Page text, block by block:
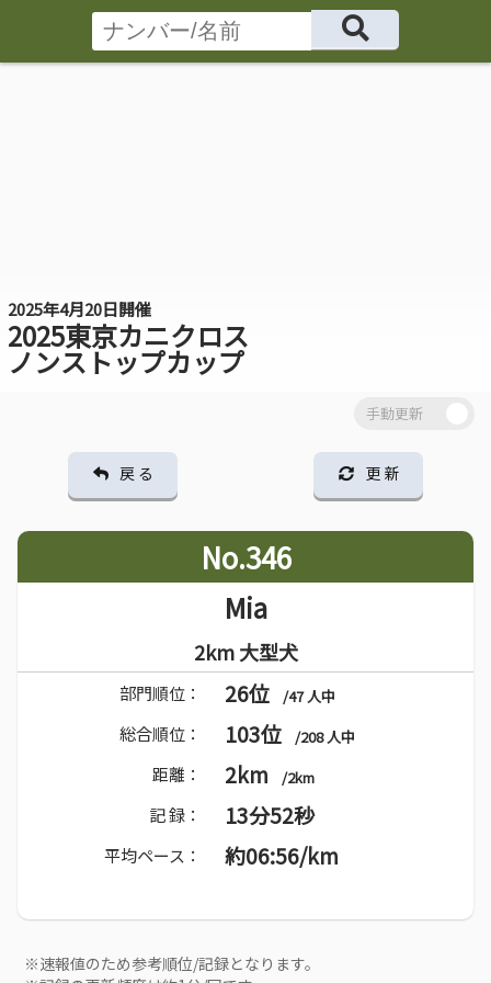
2025年4月20日開催
2025東京カニクロス
ノンストップカップ
戻 る 更 新
No.346
Mia
2km 大型犬
部門順位： 26位 /47 人中
総合順位： 103位 /208 人中
距離： 2km /2km
記 録： 13分52秒
平均ペース： 約06:56/km
※速報値のため参考順位/記録となります。